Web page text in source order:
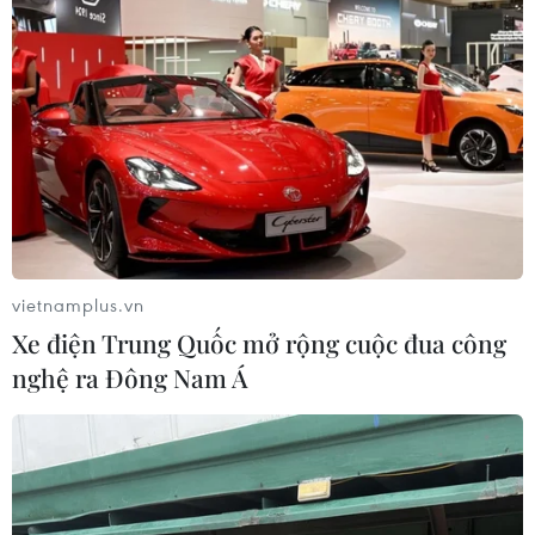
Phó Cục trưởng Cục Trẻ em cho rằng, xã hội cần thay
đổi những quan niệm lạc hậu về phụ nữ và trẻ em, cần
hiểu rõ về quan niệm “roi vọt không làm trẻ nên người,
yêu thương mạnh hơn lời quát mắng."
vietnamplus.vn
Xe điện Trung Quốc mở rộng cuộc đua công
nghệ ra Đông Nam Á